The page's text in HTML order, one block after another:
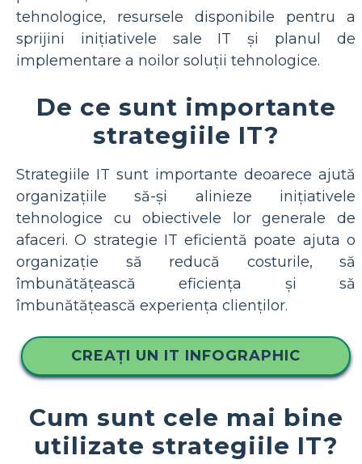
tehnologice, resursele disponibile pentru a
sprijini inițiativele sale IT și planul de
implementare a noilor soluții tehnologice.
De ce sunt importante
strategiile IT?
Strategiile IT sunt importante deoarece ajută
organizațiile să-și alinieze inițiativele
tehnologice cu obiectivele lor generale de
afaceri. O strategie IT eficientă poate ajuta o
organizație să reducă costurile, să
îmbunătățească eficiența și să
îmbunătățească experiența clienților.
CREAȚI UN IT INFOGRAPHIC
Cum sunt cele mai bine
utilizate strategiile IT?